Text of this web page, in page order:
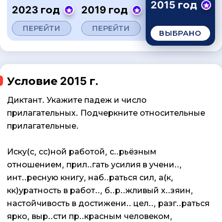
2023 год
ПЕРЕЙТИ
2019 год
ПЕРЕЙТИ
2015 год
ВЫБРАНО
Условие 2015 г.
Диктант. Укажите падеж и число
прилагательных. Подчеркните относительные
прилагательные.
Иску(с, сс)ной работой, с..рьёзным
отношением, прил..гать усилия в учени..,
инт..ресную книгу, наб..раться сил, а(к,
кк)уратность в работ.., б..р..жливый х..зяин,
настойчивость в достижени.. цел.., разг..раться
ярко, выр..сти пр..красным человеком,